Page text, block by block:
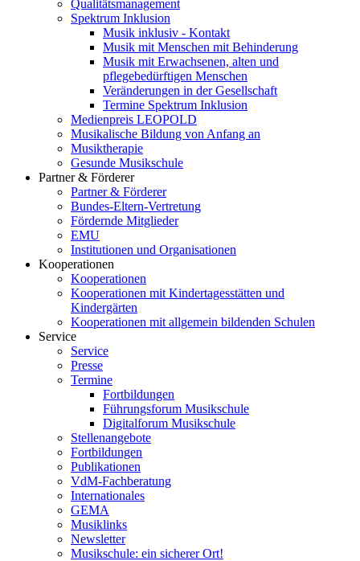
Qualitätsmanagement
Spektrum Inklusion
Musik inklusiv - Kontakt
Musik mit Menschen mit Behinderung
Musik mit Erwachsenen, alten und
pflegebedürftigen Menschen
Veränderungen in der Gesellschaft
Termine Spektrum Inklusion
Medienpreis LEOPOLD
Musikalische Bildung von Anfang an
Musiktherapie
Gesunde Musikschule
Partner & Förderer
Partner & Förderer
Bundes-Eltern-Vertretung
Fördernde Mitglieder
EMU
Institutionen und Organisationen
Kooperationen
Kooperationen
Kooperationen mit Kindertagesstätten und
Kindergärten
Kooperationen mit allgemein bildenden Schulen
Service
Service
Presse
Termine
Fortbildungen
Führungsforum Musikschule
Digitalforum Musikschule
Stellenangebote
Fortbildungen
Publikationen
VdM-Fachberatung
Internationales
GEMA
Musiklinks
Newsletter
Musikschule: ein sicherer Ort!